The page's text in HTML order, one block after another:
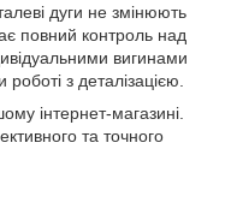
дуги не змінюють
повний контроль над
вигинами
з деталізацією.
інтернет-магазині.
та точного